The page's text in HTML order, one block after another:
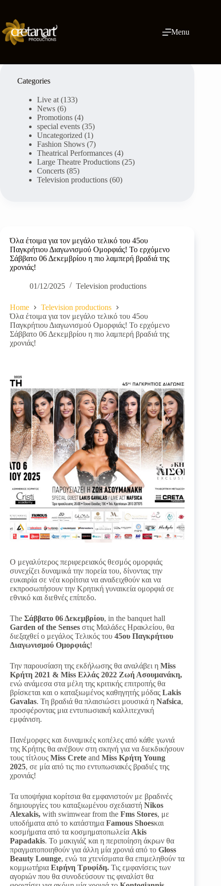
content
Menu
Όλα έτοιμα για τον μεγάλο τελικό του 45ου
Παγκρήτιου Διαγωνισμού Ομορφιάς! Το ερχόμενο
Σάββατο 06 Δεκεμβρίου η πιο λαμπερή βραδιά της
χρονιάς!
01/12/2025 Television productions
Home
Television productions
Όλα έτοιμα για τον μεγάλο τελικό του 45ου
Παγκρήτιου Διαγωνισμού Ομορφιάς! Το ερχόμενο
Σάββατο 06 Δεκεμβρίου η πιο λαμπερή βραδιά της
χρονιάς!
Ο μεγαλύτερος περιφερειακός θεσμός ομορφιάς
συνεχίζει δυναμικά την πορεία του, δίνοντας την
ευκαιρία σε νέα κορίτσια να αναδειχθούν και να
εκπροσωπήσουν την Κρητική γυναικεία ομορφιά σε
εθνικό και διεθνές επίπεδο.
The Σάββατο 06 Δεκεμβρίου, in the banquet hall
Garden of the Senses στις Μαλάδες Ηρακλείου, θα
διεξαχθεί ο μεγάλος Τελικός του 45ου Παγκρήτιου
Διαγωνισμού Ομορφιάς!
Την παρουσίαση της εκδήλωσης θα αναλάβει η Miss
Κρήτη 2021 & Miss Ελλάς 2022 Ζωή Ασουμανάκη,
ενώ ανάμεσα στα μέλη της κριτικής επιτροπής θα
βρίσκεται και ο καταξιωμένος καθηγητής μόδας Lakis
Gavalas. Τη βραδιά θα πλαισιώσει μουσικά η Nafsica,
προσφέροντας μια εντυπωσιακή καλλιτεχνική
εμφάνιση.
Πανέμορφες και δυναμικές κοπέλες από κάθε γωνιά
της Κρήτης θα ανέβουν στη σκηνή για να διεκδικήσουν
τους τίτλους Miss Crete and Miss Κρήτη Young
2025, σε μία από τις πιο εντυπωσιακές βραδιές της
χρονιάς!
Τα υποψήφια κορίτσια θα εμφανιστούν με βραδινές
δημιουργίες του καταξιωμένου σχεδιαστή Nikos
Alexakis, with swimwear from the Fms Stores, με
υποδήματα από το κατάστημα Famous Shoesκαι
κοσμήματα από τα κοσμηματοπωλεία Akis
Papadakis. Το μακιγιάζ και η περιποίηση άκρων θα
πραγματοποιηθούν για άλλη μία χρονιά από το Gloss
Beauty Lounge, ενώ τα χτενίσματα θα επιμεληθούν τα
κομμωτήρια Ειρήνη Τρυφίδη. Τις εμφανίσεις των
αγοριών που θα συνοδεύσουν τις φιναλίστ θα
Categories
Live at (133)
News (6)
Promotions (4)
special events (35)
Uncategorized (1)
Fashion Shows (7)
Theatrical Performances (4)
Large Theatre Productions (25)
Concerts (85)
Television productions (60)